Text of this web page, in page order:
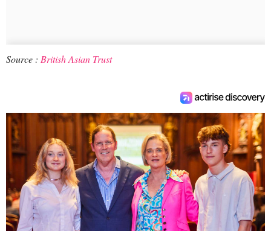
Source : British Asian Trust